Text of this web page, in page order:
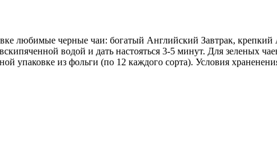
любимые черные чаи: богатый Английский Завтрак,
водой и дать настояться 3-5 минут. Для зеленых
упаковке из фольги (по 12 каждого сорта). Условия